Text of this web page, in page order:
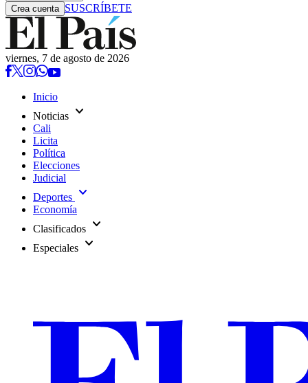
Crea cuenta SUSCRÍBETE
viernes, 7 de agosto de 2026
Inicio
Noticias expand_more
Cali
Licita
Política
Elecciones
Judicial
Deportes expand_more
Economía
Clasificados expand_more
Especiales expand_more